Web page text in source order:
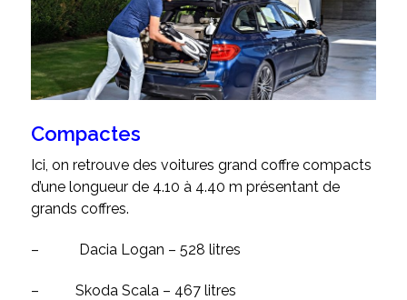
Compactes
Ici, on retrouve des voitures grand coffre compacts
d’une longueur de 4.10 à 4.40 m présentant de
grands coffres.
– Dacia Logan – 528 litres
– Skoda Scala – 467 litres